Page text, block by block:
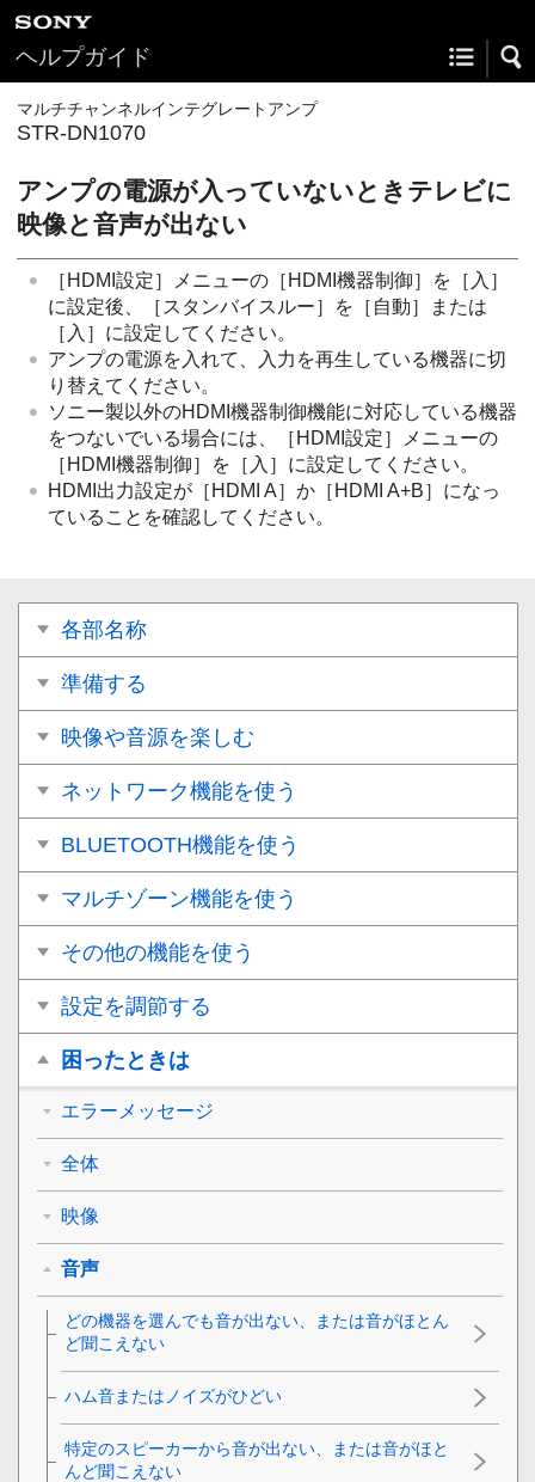
ヘルプガイド
マルチチャンネルインテグレートアンプ
STR-DN1070
アンプの電源が入っていないときテレビに
映像と音声が出ない
［ HDMI設定］メニューの［ HDMI機器制御］を［ 入 ］
に設定後、［ スタンバイスルー］を［ 自動］または
［ 入 ］に設定してください。
アンプの電源を入れて、入力を再生している機器に切
り替えてください。
ソニー製以外のHDMI機器制御機能に対応している機器
をつないでいる場合には、［ HDMI設定］メニューの
［ HDMI機器制御］を［ 入 ］に設定してください。
HDMI出力設定が［ HDMI A］か［ HDMI A+B］になっ
ていることを確認してください。
各部名称
準備する
映像や音源を楽しむ
ネットワーク機能を使う
BLUETOOTH機能を使う
マルチゾーン機能を使う
その他の機能を使う
設定を調節する
困ったときは
エラーメッセージ
全体
映像
音声
どの機器を選んでも音が出ない、または音がほとん
ど聞こえない
ハム音またはノイズがひどい
特定のスピーカーから音が出ない、または音がほと
んど聞こえない